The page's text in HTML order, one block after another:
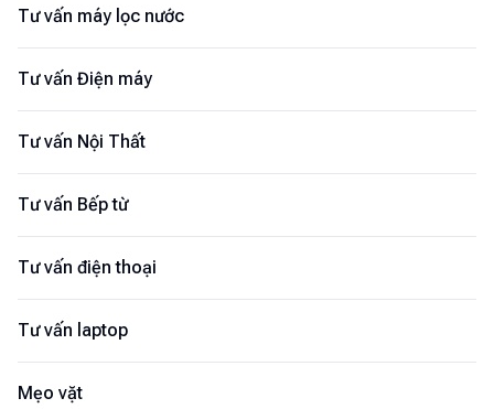
Tư vấn máy lọc nước
Tư vấn Điện máy
Tư vấn Nội Thất
Tư vấn Bếp từ
Tư vấn điện thoại
Tư vấn laptop
Mẹo vặt